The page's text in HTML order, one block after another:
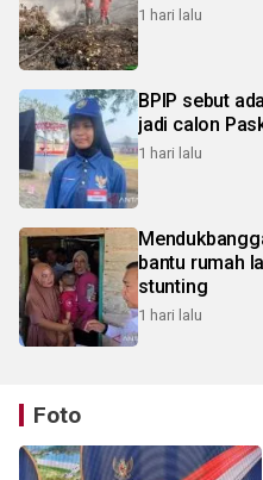
1 hari lalu
BPIP sebut
jadi calon
1 hari lalu
bantu rumah
stunting
1 hari lalu
Foto